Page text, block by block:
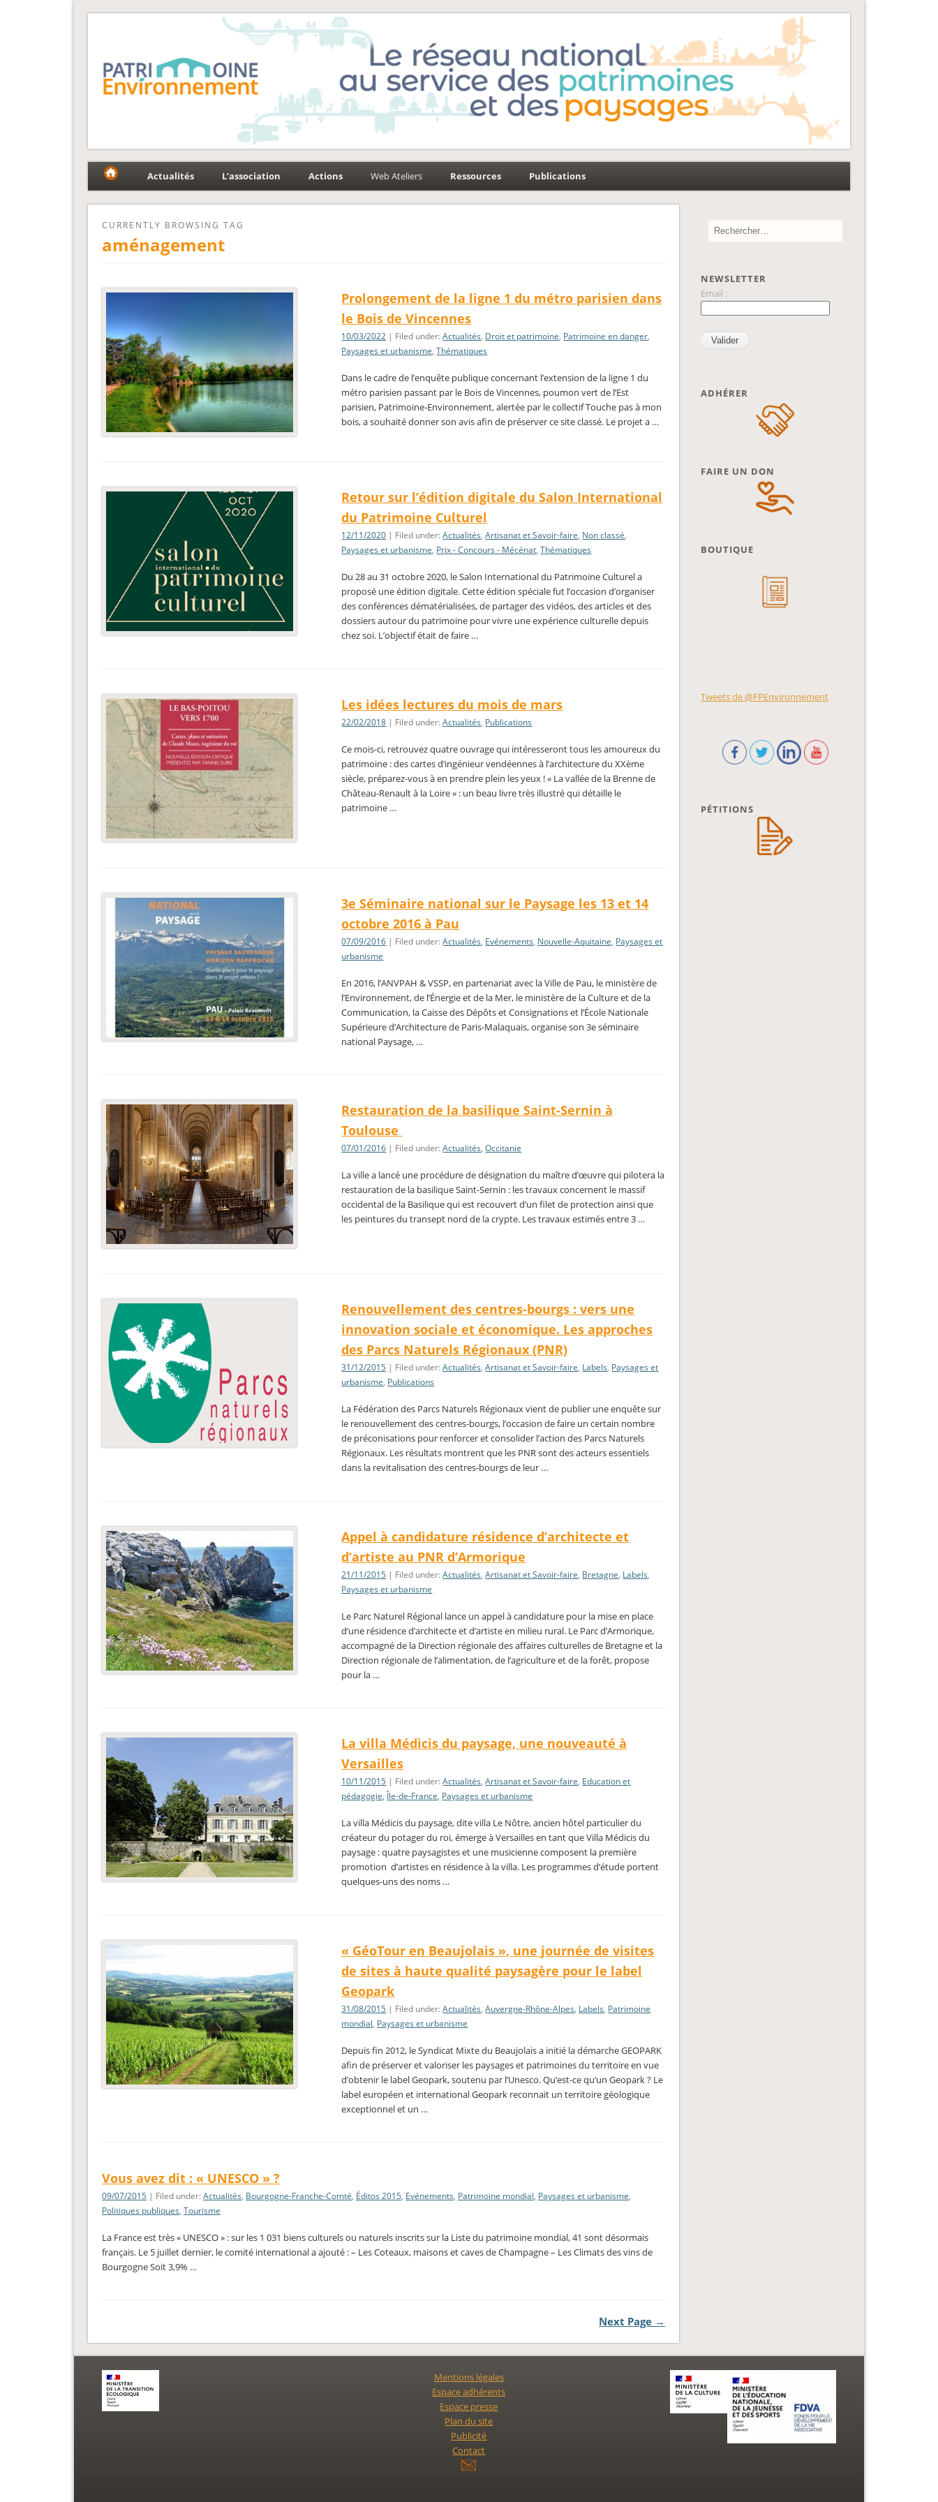
Fédération Patrimoine-Environnement
Actualités L’association Actions Web Ateliers Ressources Publications
CURRENTLY BROWSING TAG
aménagement
Prolongement de la ligne 1 du métro parisien dans
le Bois de Vincennes
10/03/2022 | Filed under:Actualités, Droit et patrimoine, Patrimoine en danger,
Paysages et urbanisme,Thématiques
Dans le cadre de l’enquête publique concernant l’extension de la ligne 1 du
métro parisien passant par le Bois de Vincennes, poumon vert de l’Est
parisien, Patrimoine-Environnement, alertée par le collectif Touche pas à mon
bois, a souhaité donner son avis afin de préserver ce site classé. Le projet a …
Retour sur l’édition digitale du Salon International
du Patrimoine Culturel
12/11/2020 | Filed under:Actualités,Artisanat et Savoir-faire, Non classé,
Paysages et urbanisme, Prix - Concours - Mécénat,Thématiques
Du 28 au 31 octobre 2020, le Salon International du Patrimoine Culturel a
proposé une édition digitale. Cette édition spéciale fut l’occasion d’organiser
des conférences dématérialisées, de partager des vidéos, des articles et des
dossiers autour du patrimoine pour vivre une expérience culturelle depuis
chez soi. L’objectif était de faire …
Les idées lectures du mois de mars
22/02/2018 | Filed under:Actualités, Publications
Ce mois-ci, retrouvez quatre ouvrage qui intéresseront tous les amoureux du
patrimoine : des cartes d’ingénieur vendéennes à l’architecture du XXème
siècle, préparez-vous à en prendre plein les yeux ! « La vallée de la Brenne de
Château-Renault à la Loire » : un beau livre très illustré qui détaille le
patrimoine …
3e Séminaire national sur le Paysage les 13 et 14
octobre 2016 à Pau
07/09/2016 | Filed under:Actualités, Evénements, Nouvelle-Aquitaine, Paysages et
urbanisme
En 2016, l’ANVPAH & VSSP, en partenariat avec la Ville de Pau, le ministère de
l’Environnement, de l’Énergie et de la Mer, le ministère de la Culture et de la
Communication, la Caisse des Dépôts et Consignations et l’École Nationale
Supérieure d’Architecture de Paris-Malaquais, organise son 3e séminaire
national Paysage, …
Restauration de la basilique Saint-Sernin à
Toulouse
07/01/2016 | Filed under:Actualités,Occitanie
La ville a lancé une procédure de désignation du maître d’œuvre qui pilotera la
restauration de la basilique Saint-Sernin : les travaux concernent le massif
occidental de la Basilique qui est recouvert d’un filet de protection ainsi que
les peintures du transept nord de la crypte. Les travaux estimés entre 3 …
Renouvellement des centres-bourgs : vers une
innovation sociale et économique. Les approches
des Parcs Naturels Régionaux (PNR)
31/12/2015 | Filed under:Actualités,Artisanat et Savoir-faire, Labels, Paysages et
urbanisme, Publications
La Fédération des Parcs Naturels Régionaux vient de publier une enquête sur
le renouvellement des centres-bourgs, l’occasion de faire un certain nombre
de préconisations pour renforcer et consolider l’action des Parcs Naturels
Régionaux. Les résultats montrent que les PNR sont des acteurs essentiels
dans la revitalisation des centres-bourgs de leur …
Appel à candidature résidence d’architecte et
d’artiste au PNR d’Armorique
21/11/2015 | Filed under:Actualités,Artisanat et Savoir-faire, Bretagne, Labels,
Paysages et urbanisme
Le Parc Naturel Régional lance un appel à candidature pour la mise en place
d’une résidence d’architecte et d’artiste en milieu rural. Le Parc d’Armorique,
accompagné de la Direction régionale des affaires culturelles de Bretagne et la
Direction régionale de l’alimentation, de l’agriculture et de la forêt, propose
pour la …
La villa Médicis du paysage, une nouveauté à
Versailles
10/11/2015 | Filed under:Actualités,Artisanat et Savoir-faire, Education et
pédagogie, Île-de-France, Paysages et urbanisme
La villa Médicis du paysage, dite villa Le Nôtre, ancien hôtel particulier du
créateur du potager du roi, émerge à Versailles en tant que Villa Médicis du
paysage : quatre paysagistes et une musicienne composent la première
promotion d’artistes en résidence à la villa. Les programmes d’étude portent
quelques-uns des noms …
« GéoTour en Beaujolais », une journée de visites
de sites à haute qualité paysagère pour le label
Geopark
31/08/2015 | Filed under:Actualités,Auvergne-Rhône-Alpes, Labels, Patrimoine
mondial, Paysages et urbanisme
Depuis fin 2012, le Syndicat Mixte du Beaujolais a initié la démarche GEOPARK
afin de préserver et valoriser les paysages et patrimoines du territoire en vue
d’obtenir le label Geopark, soutenu par l’Unesco. Qu’est-ce qu’un Geopark ? Le
label européen et international Geopark reconnait un territoire géologique
exceptionnel et un …
Vous avez dit : « UNESCO » ?
09/07/2015| Filed under:Actualités, Bourgogne-Franche-Comté, Éditos 2015, Evénements, Patrimoine mondial, Paysages et urbanisme,
Politiques publiques, Tourisme
La France est très « UNESCO » : sur les 1 031 biens culturels ou naturels inscrits sur la Liste du patrimoine mondial, 41 sont désormais
français. Le 5 juillet dernier, le comité international a ajouté : – Les Coteaux, maisons et caves de Champagne – Les Climats des vins de
Bourgogne Soit 3,9% …
Next Page →
NEWSLETTER
Email :
ADHÉRER
FAIRE UN DON
BOUTIQUE
Tweets de @FPEnvironnement
PÉTITIONS
Mentions légales
Espace adhérents
Espace presse
Plan du site
Publicité
Contact